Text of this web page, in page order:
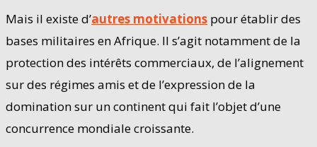
Mais il existe d’autres motivations pour établir des
bases militaires en Afrique. Il s’agit notamment de la
protection des intérêts commerciaux, de l’alignement
sur des régimes amis et de l’expression de la
domination sur un continent qui fait l’objet d’une
concurrence mondiale croissante.